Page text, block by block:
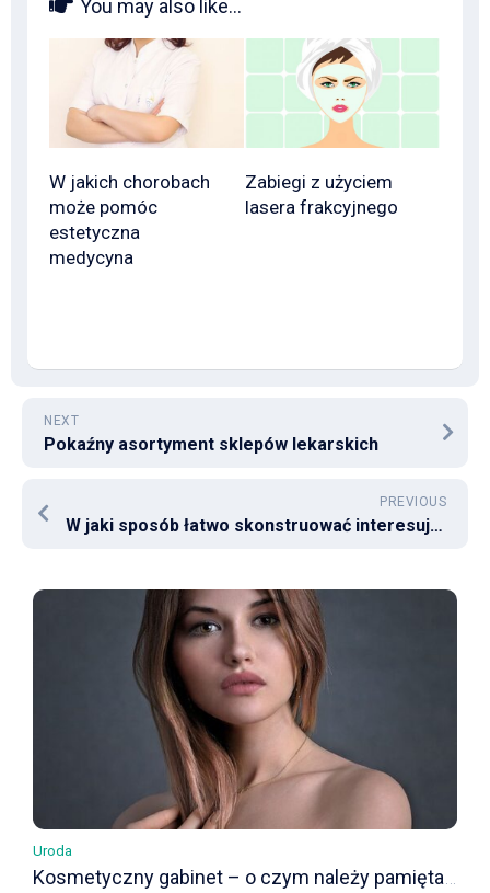
You may also like...
W jakich chorobach
może pomóc
estetyczna
medycyna
Zabiegi z użyciem
lasera frakcyjnego
NEXT
Pokaźny asortyment sklepów lekarskich
PREVIOUS
W jaki sposób łatwo skonstruować interesujące danie? Thermomix pomoże
Uroda